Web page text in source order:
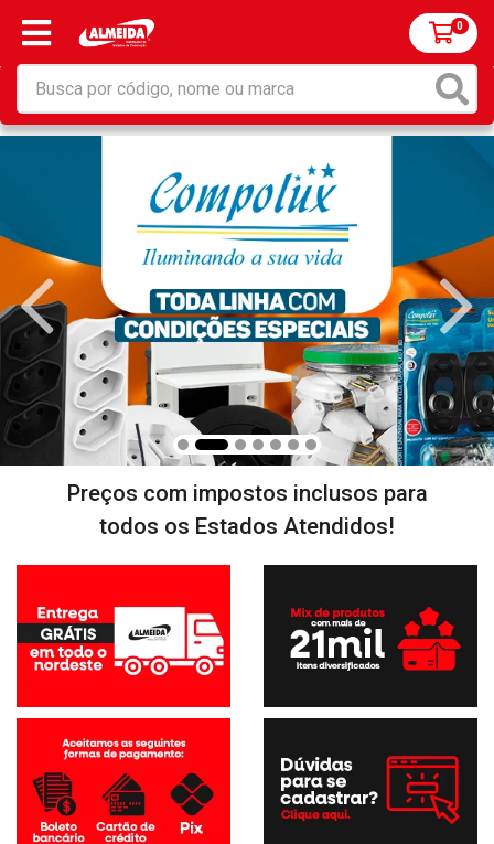
0
Preços com impostos inclusos para
todos os Estados Atendidos!